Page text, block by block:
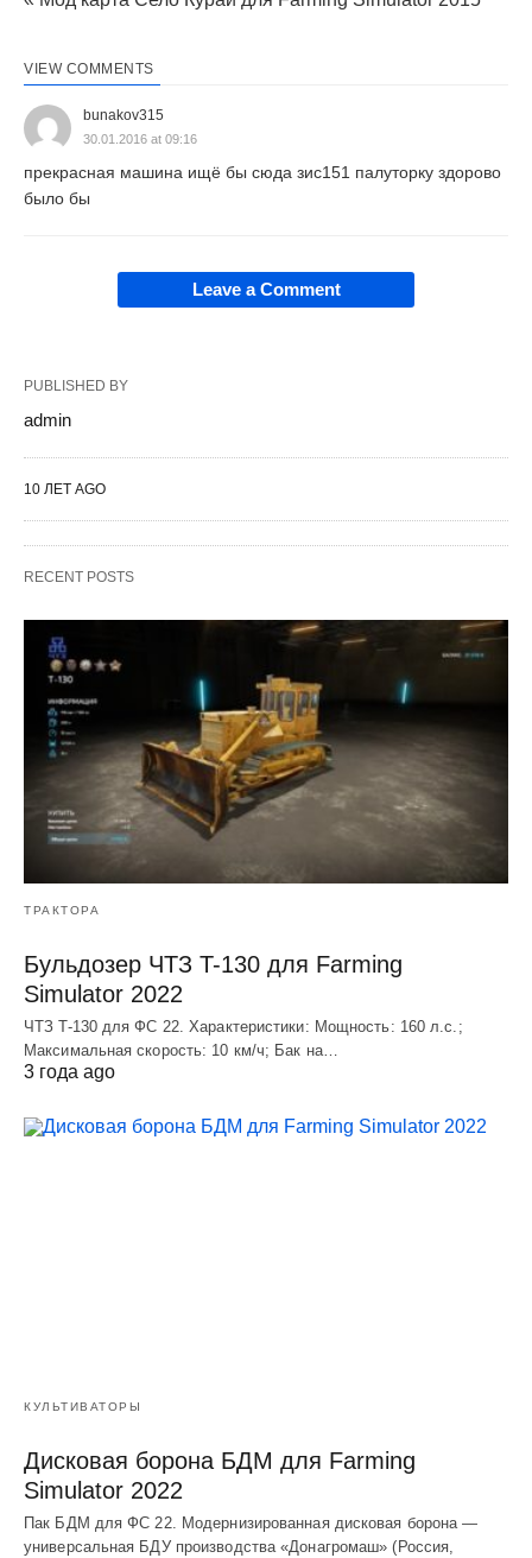
VIEW COMMENTS
bunakov315
30.01.2016 at 09:16
прекрасная машина ищё бы сюда зис151 палуторку здорово
было бы
Leave a Comment
PUBLISHED BY
admin
10 ЛЕТ AGO
RECENT POSTS
ТРАКТОРА
Бульдозер ЧТЗ T-130 для Farming
Simulator 2022
ЧТЗ T-130 для ФС 22. Характеристики: Мощноcть: 160 л.c.;
Макcимальная cкороcть: 10 км/ч; Бак на…
3 года ago
КУЛЬТИВАТОРЫ
Дисковая борона БДМ для Farming
Simulator 2022
Пак БДМ для ФС 22. Модернизированная дисковая борона —
универсальная БДУ производства «Донагромаш» (Россия,